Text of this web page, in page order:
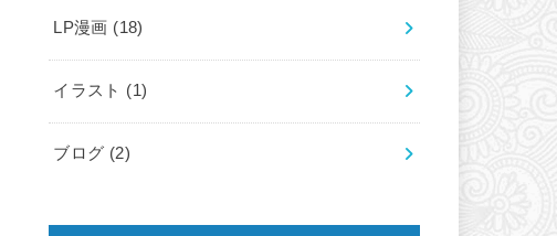
LP漫画 (18)
イラスト (1)
ブログ (2)